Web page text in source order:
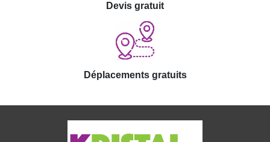
Devis gratuit
Déplacements gratuits